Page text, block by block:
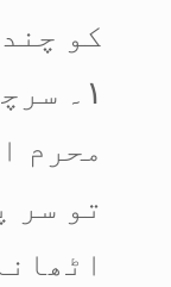
کو
۱۔
محرم
تو سر